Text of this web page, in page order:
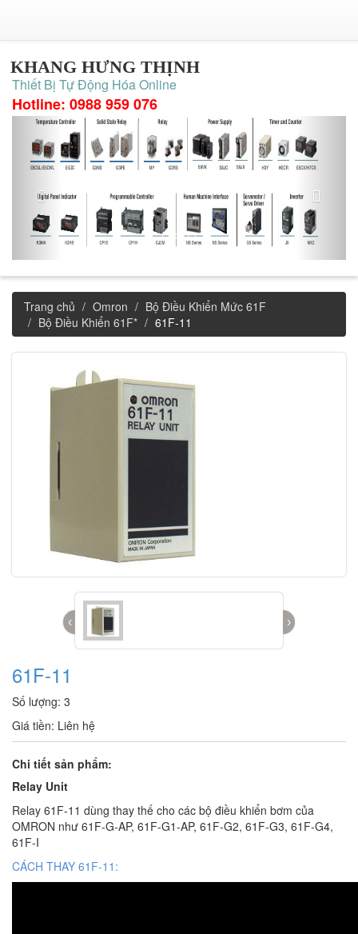
KHANG HƯNG THỊNH
Thiết Bị Tự Động Hóa Online
Hotline: 0988 959 076
Trang chủ Omron
Bộ Điều Khiển Mức 61F
Bộ Điều Khiển 61F*
61F-11
‹ ›
61F-11
Số lượng: 3
Giá tiền: Liên hệ
Chi tiết sản phẩm:
Relay Unit
Relay 61F-11 dùng thay thế cho các bộ điều khiển bơm của
OMRON như 61F-G-AP, 61F-G1-AP, 61F-G2, 61F-G3, 61F-G4,
61F-I
CÁCH THAY 61F-11: